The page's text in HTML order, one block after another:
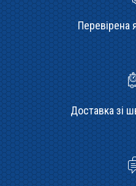
Перевірена
Доставка зі